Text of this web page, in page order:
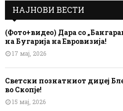
НАЈНОВИ ВЕСТИ
(Фото+видео) Дара со
на Бугарија на Евровизија!
17 мај, 2026
Светски познатниот диџеј
во Скопје!
15 мај, 2026